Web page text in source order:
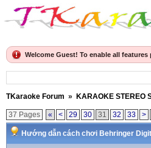
Welcome Guest! To enable all features
TKaraoke Forum » KARAOKE STEREO
37 Pages « < 29 30 31 32 33 >
Hướng dẫn cách chơi Behringer